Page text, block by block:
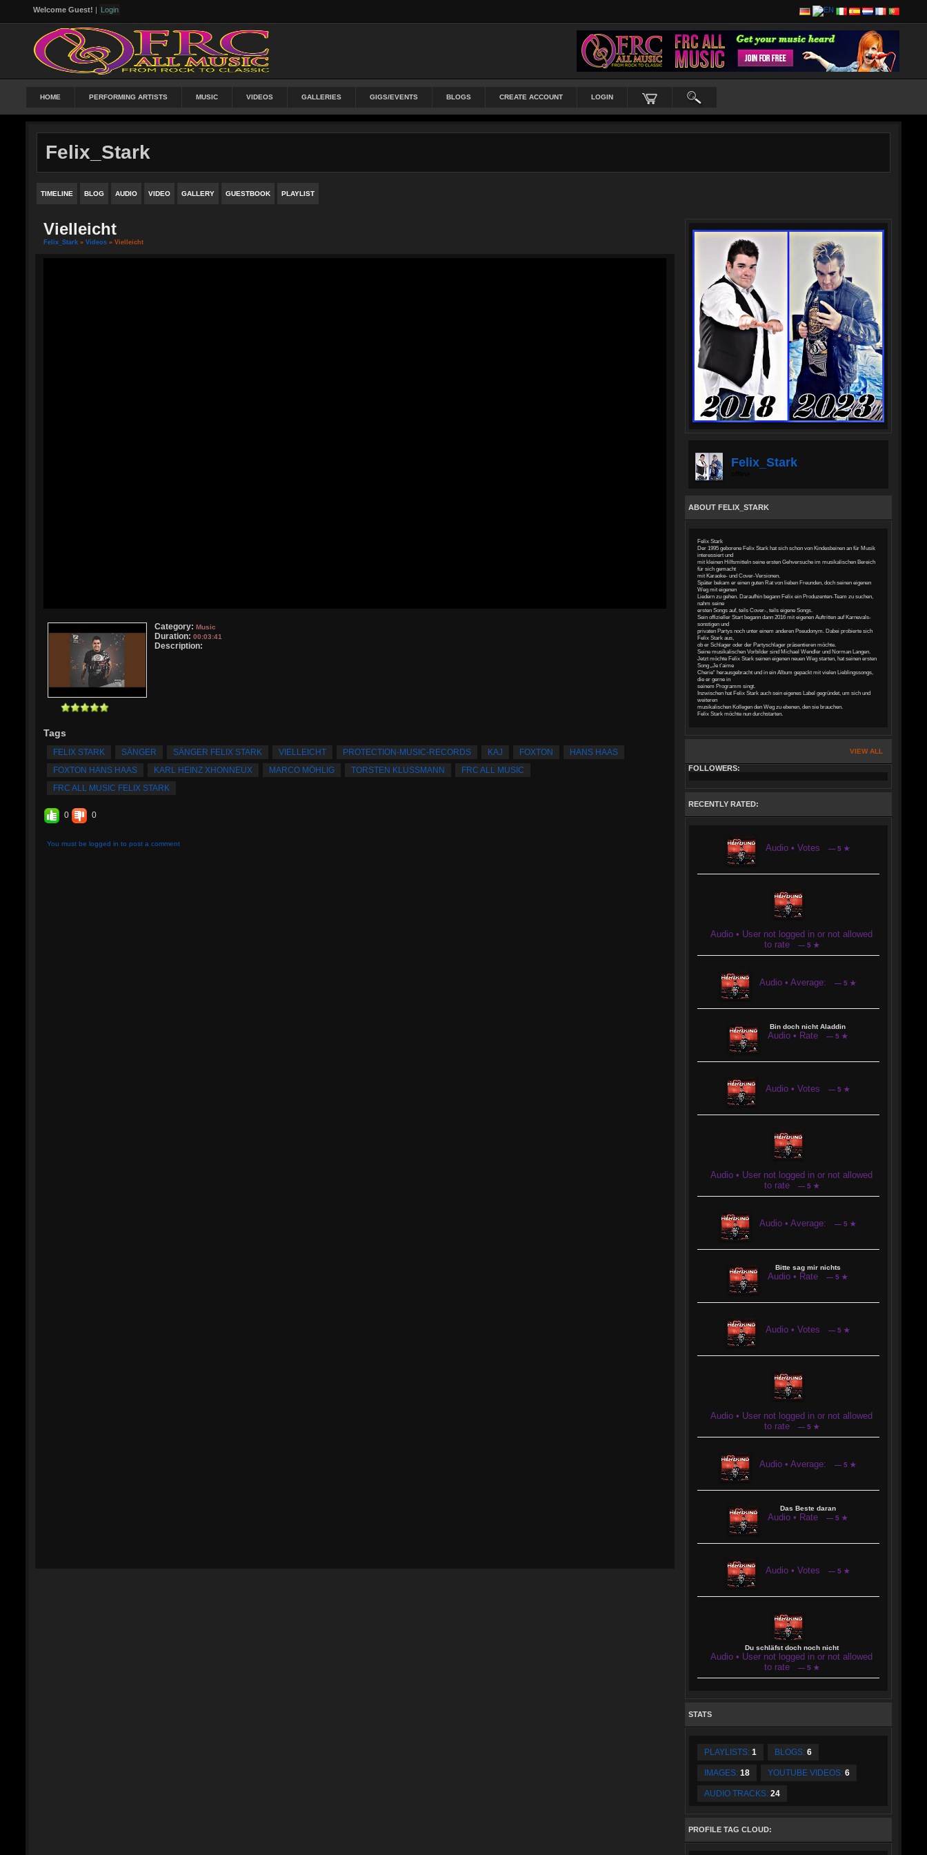
Welcome Guest! | Login
HOME PERFORMING ARTISTS MUSIC VIDEOS GALLERIES GIGS/EVENTS BLOGS CREATE ACCOUNT LOGIN
Felix_Stark
TIMELINE BLOG AUDIO VIDEO GALLERY GUESTBOOK PLAYLIST
Vielleicht
Felix_Stark » Videos » Vielleicht
Category: Music
Duration: 00:03:41
Description:
Tags
FELIX STARK SÄNGER SÄNGER FELIX STARK VIELLEICHT PROTECTION-MUSIC-RECORDS KAJ FOXTON
HANS HAAS
FOXTON HANS HAAS
KARL HEINZ XHONNEUX MARCO MÖHLIG TORSTEN KLUSSMANN
FRC ALL MUSIC
FRC ALL MUSIC FELIX STARK
0 0
You must be logged in to post a comment
Felix_Stark
ABOUT FELIX_STARK
Felix Stark
Der 1995 geborene Felix Stark hat sich schon von Kindesbeinen an für Musik
interessiert und
mit kleinen Hilfsmitteln seine ersten Gehversuche im musikalischen Bereich
für sich gemacht
mit Karaoke- und Cover-Versionen.
Später bekam er einen guten Rat von lieben Freunden, doch seinen eigenen
Weg mit eigenen
Liedern zu gehen. Daraufhin begann Felix ein Produzenten-Team zu suchen,
nahm seine
ersten Songs auf, teils Cover-, teils eigene Songs.
Sein offizieller Start begann dann 2016 mit eigenen Auftritten auf Karnevals-
sonstigen und
privaten Partys noch unter einem anderen Pseudonym. Dabei probierte sich
Felix Stark aus,
ob er Schlager oder der Partyschlager präsentieren möchte.
Seine musikalischen Vorbilder sind Michael Wendler und Norman Langen.
Jetzt möchte Felix Stark seinen eigenen neuen Weg starten, hat seinen ersten
Song „Je t’aime
Cherie“ herausgebracht und in ein Album gepackt mit vielen Lieblingssongs,
die er gerne in
seinem Programm singt.
Inzwischen hat Felix Stark auch sein eigenes Label gegründet, um sich und
weiteren
musikalischen Kollegen den Weg zu ebenen, den sie brauchen.
Felix Stark möchte nun durchstarten.
VIEW ALL
FOLLOWERS:
RECENTLY RATED:
Audio • Votes — 5 ★
Audio • User not logged in or not allowed
to rate
— 5 ★
Audio • Average: — 5 ★
Bin doch nicht Aladdin
Audio • Rate — 5 ★
Audio • Votes — 5 ★
Audio • User not logged in or not allowed
to rate
— 5 ★
Audio • Average: — 5 ★
Bitte sag mir nichts
Audio • Rate — 5 ★
Audio • Votes — 5 ★
Audio • User not logged in or not allowed
to rate
— 5 ★
Audio • Average: — 5 ★
Das Beste daran
Audio • Rate — 5 ★
Audio • Votes — 5 ★
Du schläfst doch noch nicht
Audio • User not logged in or not allowed
to rate
— 5 ★
STATS
PLAYLISTS: 1 BLOGS: 6
IMAGES: 18 YOUTUBE VIDEOS: 6
AUDIO TRACKS: 24
PROFILE TAG CLOUD: